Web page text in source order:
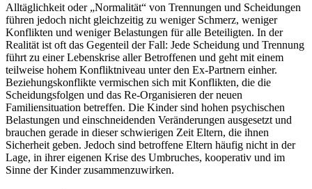
Alltäglichkeit oder „Normalität“ von Trennungen und Scheidungen
führen jedoch nicht gleichzeitig zu weniger Schmerz, weniger
Konflikten und weniger Belastungen für alle Beteiligten. In der
Realität ist oft das Gegenteil der Fall: Jede Scheidung und Trennung
führt zu einer Lebenskrise aller Betroffenen und geht mit einem
teilweise hohem Konfliktniveau unter den Ex-Partnern einher.
Beziehungskonflikte vermischen sich mit Konflikten, die die
Scheidungsfolgen und das Re-Organisieren der neuen
Familiensituation betreffen. Die Kinder sind hohen psychischen
Belastungen und einschneidenden Veränderungen ausgesetzt und
brauchen gerade in dieser schwierigen Zeit Eltern, die ihnen
Sicherheit geben. Jedoch sind betroffene Eltern häufig nicht in der
Lage, in ihrer eigenen Krise des Umbruches, kooperativ und im
Sinne der Kinder zusammenzuwirken.